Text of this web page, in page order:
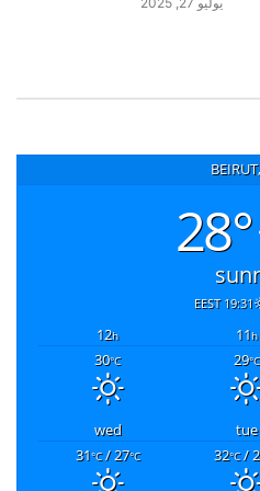
28°
19:31 EEST
11h
12h
29°C
30°C
tue
wed
32°C/
31°C/ 27°C